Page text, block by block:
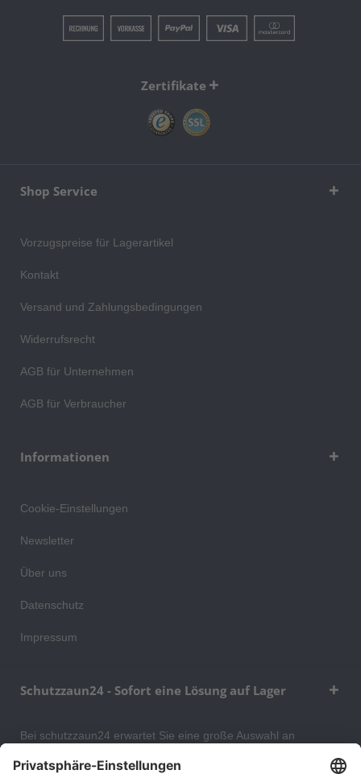
Zertifikate
Shop Service
Vorzugspreise für Lagerartikel
Kontakt
Versand und Zahlungsbedingungen
Widerrufsrecht
AGB für Unternehmen
AGB für Verbraucher
Informationen
Cookie-Einstellungen
Newsletter
Über uns
Datenschutz
Impressum
Schutzzaun24 - Sofort eine Lösung auf Lager
Bei schutzzaun24 erwartet Sie eine große Auswahl an